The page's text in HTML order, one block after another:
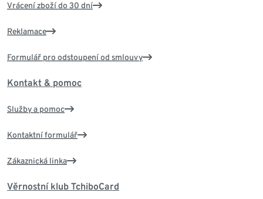
Vrácení zboží do 30 dní
Reklamace
Formulář pro odstoupení od smlouvy
Kontakt & pomoc
Služby a pomoc
Kontaktní formulář
Zákaznická linka
Věrnostní klub TchiboCard